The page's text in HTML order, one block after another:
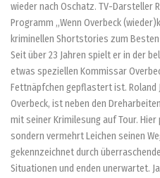
wieder nach Oschatz. TV-Darsteller
Programm „Wenn Overbeck
kriminellen Shortstories zum Besten
Seit über 23 Jahren spielt er in der
etwas speziellen Kommissar
Fettnäpfchen gepflastert ist. Roland
Overbeck, ist neben den
mit seiner Krimilesung auf Tour.
sondern vermehrt Leichen seinen
gekennzeichnet durch
Situationen und enden unerwartet.